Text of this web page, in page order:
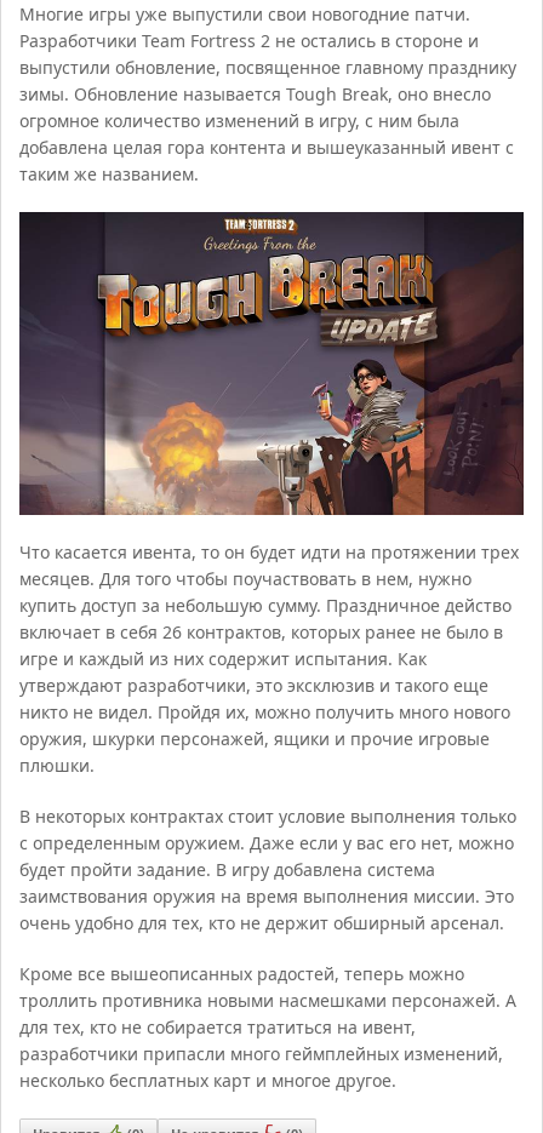
Многие игры уже выпустили свои новогодние патчи.
Разработчики Team Fortress 2 не остались в стороне и
выпустили обновление, посвященное главному празднику
зимы. Обновление называется Tough Break, оно внесло
огромное количество изменений в игру, с ним была
добавлена целая гора контента и вышеуказанный ивент с
таким же названием.
Что касается ивента, то он будет идти на протяжении трех
месяцев. Для того чтобы поучаствовать в нем, нужно
купить доступ за небольшую сумму. Праздничное действо
включает в себя 26 контрактов, которых ранее не было в
игре и каждый из них содержит испытания. Как
утверждают разработчики, это эксклюзив и такого еще
никто не видел. Пройдя их, можно получить много нового
оружия, шкурки персонажей, ящики и прочие игровые
плюшки.
В некоторых контрактах стоит условие выполнения только
с определенным оружием. Даже если у вас его нет, можно
будет пройти задание. В игру добавлена система
заимствования оружия на время выполнения миссии. Это
очень удобно для тех, кто не держит обширный арсенал.
Кроме все вышеописанных радостей, теперь можно
троллить противника новыми насмешками персонажей. А
для тех, кто не собирается тратиться на ивент,
разработчики припасли много геймплейных изменений,
несколько бесплатных карт и многое другое.